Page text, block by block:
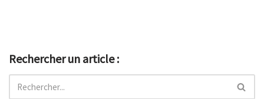
Rechercher un article :